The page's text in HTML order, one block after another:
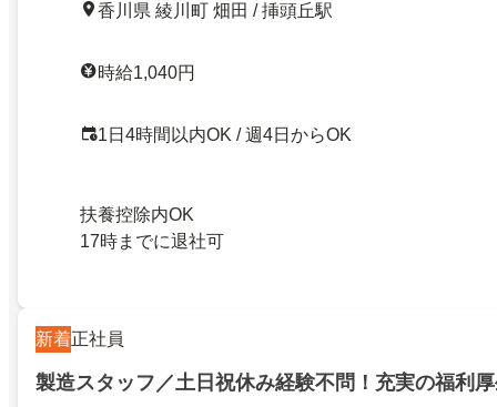
香川県 綾川町 畑田 / 挿頭丘駅
時給1,040円
1日4時間以内OK / 週4日からOK
扶養控除内OK
17時までに退社可
新着正社員
製造スタッフ／土日祝休み経験不問！充実の福利